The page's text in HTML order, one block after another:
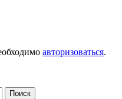
авторизоваться.